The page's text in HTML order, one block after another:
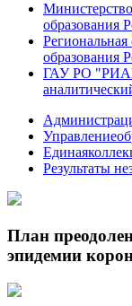
образования
образования
ГАУ РО
Результаты
План
эпидемии